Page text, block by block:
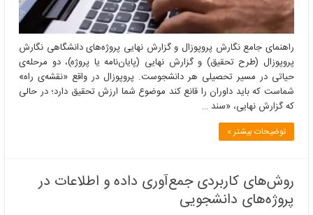
راهنمای جامع نگارش پروپوزال و گزارش نهایی پروژه‌های دانشگاهی نگارش
پروپوزال (طرح تحقیق) و گزارش نهایی (پایان‌نامه یا پروژه)، دو مرحله‌ی
حیاتی در مسیر تحصیلی هر دانشجوست. پروپوزال در واقع «نقشه‌ی راه»
شماست که باید داوران را قانع کند موضوع شما ارزش تحقیق دارد؛ در حالی
که گزارش نهایی، «سند …
توضیحات بیشتر »
روش‌های کاربردی جمع‌آوری داده و اطلاعات در
پروژه‌های دانشجویی